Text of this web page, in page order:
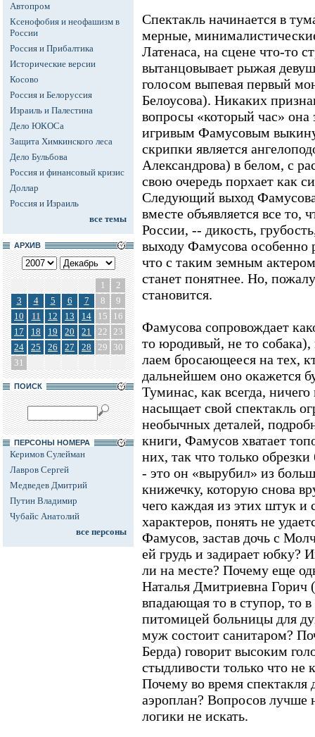
Автопром
Ксенофобия и неофашизм в
России
Россия и Прибалтика
Исторические версии
Косово
Россия и Белоруссия
Израиль и Палестина
Дело ЮКОСа
Защита Химкинского леса
Дело Бульбова
Россия и финансовый кризис
Доллар
Россия и Израиль
все темы
АРХИВ
1
2
3
4 5 6 7 8
9
10
11 12 13 14 15
16
17
18 19 20 21 22 23
24
25 26 27 28 29
30
31
ПОИСК
ПЕРСОНЫ НОМЕРА
Керимов Сулейман
Лавров Сергей
Медведев Дмитрий
Путин Владимир
Чубайс Анатолий
все персоны
Спектакль начинается в
мерные,
Латенаса, на сцене что-то
вытанцовывает рыжая
голосом выпевая первый
Белоусова). Никаких
вопросы «который час» она
игривым Фамусовым
скрипки является
Александрова) в белом, с
свою очередь порхает как
Следующий выход
вместе объявляется все то,
России, -- дикость,
выходу Фамусова особенно
что с таким земным
станет понятнее. Но,
становится.
Фамусова сопровождает
то юродивый, не то
лаем бросающееся на тех,
дальнейшем оно окажется
Туминас, как всегда,
насыщает свой спектакль
необычных деталей,
книги, Фамусов хватает
них, так что только
- это он «вырубил» из
книжечку, которую снова
чего каждая из этих штук
характеров, понять не
Фамусов, застав дочь с
ей грудь и задирает юбку?
ли на месте? Почему еще
Наталья Дмитриевна
впадающая то в ступор, то в
питомицей больницы для
муж состоит санитаром?
Берда) говорит высоким
стыдливости только что не
Почему во время спектакля
аэроплан? Вопросов лучше
логики не искать.